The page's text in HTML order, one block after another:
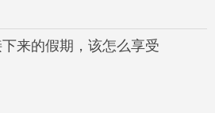
来的假期，该怎么享受